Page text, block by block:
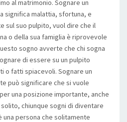
al matrimonio. Sognare un
significa malattia, sfortuna, e
sul suo pulpito, vuol dire che il
o della sua famiglia è riprovevole
sogno avverte che chi sogna
di essere su un pulpito
o fatti spiacevoli. Sognare un
può significare che si vuole
una posizione importante, anche
chiunque sogni di diventare
persona che solitamente